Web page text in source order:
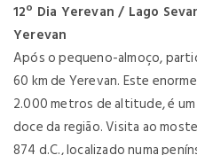
12º Dia Yerevan / Lago
Yerevan
Após o pequeno-almoço,
60 km de Yerevan. Este
2.000 metros de altitude, é
doce da região. Visita ao
874 d.C., localizado numa